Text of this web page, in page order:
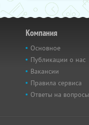
Компания
Основное
Публикации о нас
Вакансии
Правила сервиса
Ответы на вопросы